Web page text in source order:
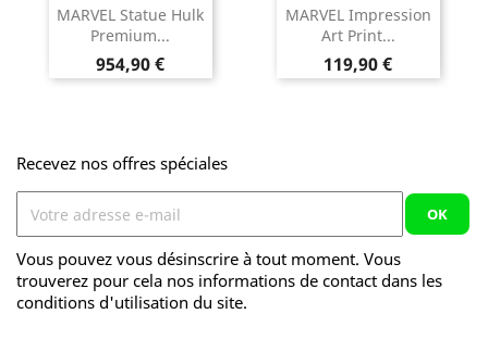
MARVEL Statue Hulk
Premium...
Prix
954,90 €
MARVEL Impression
Art Print...
Prix
119,90 €
Recevez nos offres spéciales
Vous pouvez vous désinscrire à tout moment. Vous
trouverez pour cela nos informations de contact dans les
conditions d'utilisation du site.